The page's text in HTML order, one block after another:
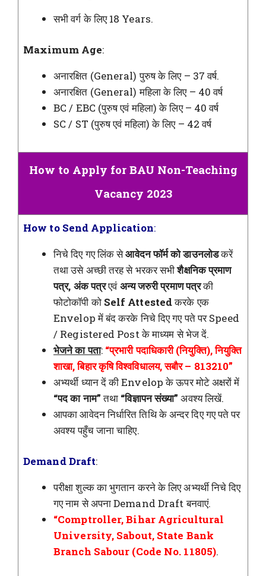
सभी वर्ग के लिए 18 Years.
Maximum Age:
अनारक्षित (General) पुरुष के लिए – 37 वर्ष.
अनारक्षित (General) महिला के लिए – 40 वर्ष
BC / EBC (पुरुष एवं महिला) के लिए – 40 वर्ष
SC / ST (पुरुष एवं महिला) के लिए – 42 वर्ष
How to Apply for BAU Non-Teaching
Vacancy 2023
How to Send Application:
निचे दिए गए लिंक सेआवेदन फॉर्म को डाउनलोडकरें
तथा उसे अच्छी तरह से भरकर सभीशैक्षनिक प्रमाण
पत्र, अंक पत्रएवंअन्य जरुरी प्रमाण पत्रकी
फोटोकॉपी को Self Attestedकरके एक
Envelop में बंद करके निचे दिए गए पते पर Speed
/ Registered Post के माध्यम से भेज दें.
भेजने का पता: “प्रभारी पदाधिकारी (नियुक्ति), नियुक्ति
शाखा, बिहार कृषि विश्वविधालय, सबौर – 813210”
अभ्यर्थी ध्यान दें की Envelop के ऊपर मोटे अक्षरों में
“पद का नाम”तथा “विज्ञापन संख्या” अवश्य लिखें.
आपका आवेदन निर्धारित तिथि के अन्दर दिए गए पते पर
अवश्य पहुँच जाना चाहिए.
Demand Draft:
परीक्षा शुल्क का भुगतान करने के लिए अभ्यर्थी निचे दिए
गए नाम से अपना Demand Draft बनवाएं.
“Comptroller, Bihar Agricultural
University, Sabout, State Bank
Branch Sabour (Code No. 11805).